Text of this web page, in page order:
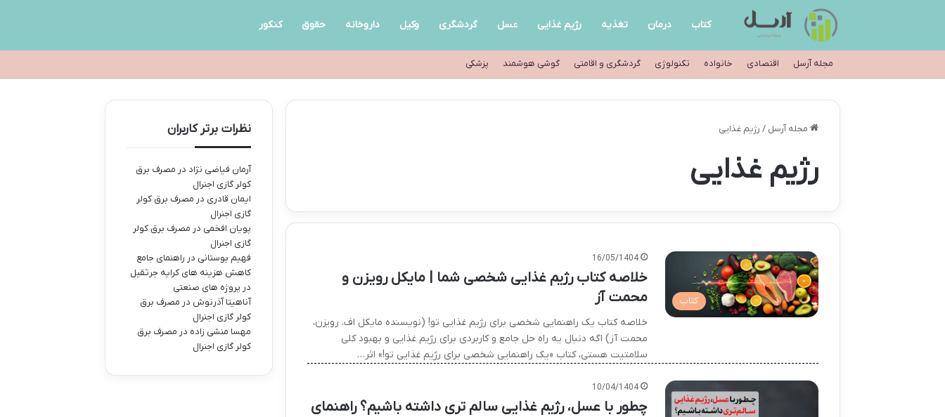
کتاب درمان تغذیه رژیم غذایی عسل گردشگری وکیل داروخانه حقوق کنکور
مجله آرسل اقتصادی خانواده تکنولوژی گردشگری و اقامتی گوشی هوشمند پزشکی
مجله آرسل / رژیم غذایی
رژیم غذایی
کتاب
16/05/1404
خلاصه کتاب رژیم غذایی شخصی شما | مایکل رویزن و
محمت آز
خلاصه کتاب یک راهنمایی شخصی برای رژیم غذایی تو! (نویسنده مایکل اف. رویزن،
محمت آز) اگه دنبال یه راه حل جامع و کاربردی برای رژیم غذایی و بهبود کلی
سلامتیت هستی، کتاب «یک راهنمایی شخصی برای رژیم غذایی تو!» اثر…
10/04/1404
چطور با عسل، رژیم غذایی سالم تری داشته باشیم؟ راهنمای
نظرات برتر کاربران
آرمان فیاضی نژاد در مصرف برق
کولر گازی اجنرال
ایمان قادری در مصرف برق کولر
گازی اجنرال
پویان افخمی در مصرف برق کولر
گازی اجنرال
فهیم بوستانی در راهنمای جامع
کاهش هزینه های کرایه جرثقیل
در پروژه های صنعتی
آناهیتا آذرنوش در مصرف برق
کولر گازی اجنرال
مهسا منشی زاده در مصرف برق
کولر گازی اجنرال